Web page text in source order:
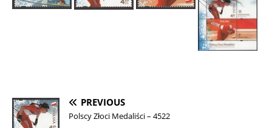
PREVIOUS
Polscy Złoci Medaliści – 4522